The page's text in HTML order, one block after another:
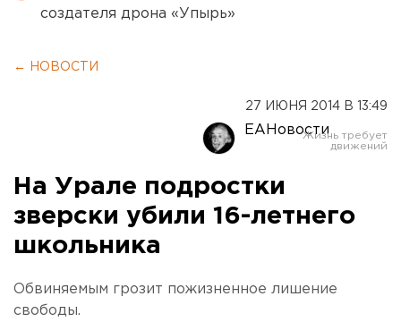
создателя дрона «Упырь»
← НОВОСТИ
27 ИЮНЯ 2014 В 13:49
ЕАНовости
На Урале подростки
зверски убили 16-летнего
школьника
Обвиняемым грозит пожизненное лишение
свободы.